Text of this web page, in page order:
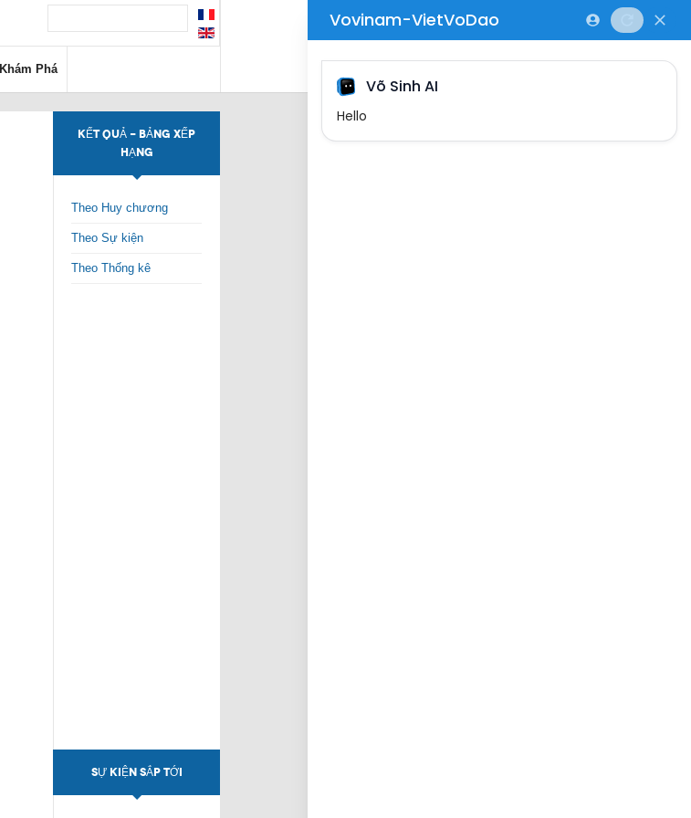
Khám Phá
KẾT QUẢ - BẢNG XẾP
HẠNG
Theo Huy chương
Theo Sự kiện
Theo Thống kê
SỰ KIỆN SẮP TỚI